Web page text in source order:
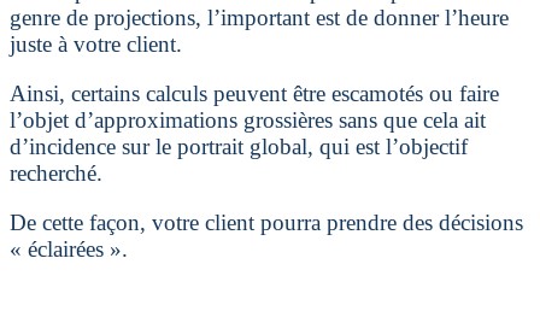
genre de projections, l’important est de donner l’heure
juste à votre client.
Ainsi, certains calculs peuvent être escamotés ou faire
l’objet d’approximations grossières sans que cela ait
d’incidence sur le portrait global, qui est l’objectif
recherché.
De cette façon, votre client pourra prendre des décisions
« éclairées ».